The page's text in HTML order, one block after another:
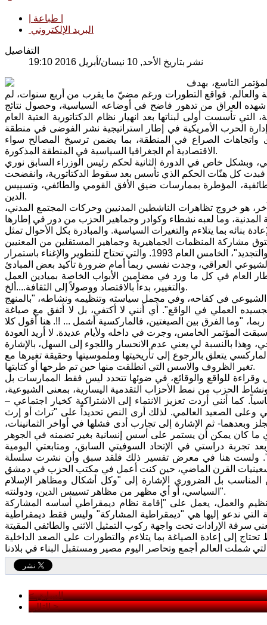
البريد الإلكتروني
التفاصيل
نشر بتاريخ الأحد, 10 نيسان/أبريل 2016 19:10
التاسع، بهدف
والعالم. فواقع التطورات ورغم مضيّ ما يقرب من أربع سنوات، لم
شهده العراق من تدهور فاضح في أوضاعه السياسية، وحصول نتائج
تأسست أولى لبناتها بعد انهيار نظام الدكتاتورية العتية العام
إدارة الحرب الأمريكية في إطار استراتيجية نشر الفوضى في منطقة
الصراع في المنطقة، بما يضمن ترسيخ المصالح سواء
الاقتصادية أم الجغرافيا السياسية في المنطقة المذكورة.
وبشكل خاص في الدورة الثانية لحكم رئيس الوزراء السابق نوري
كل هنّات الحكم الذي تأسس بعد سقوط الدكتاتورية، وانفضحت
المؤطرة بممارسات ضيق الأفق القومي والطائفي، وتسييس
الدين.
هو خروج تظاهرات الناشطين المدنيين وحركات المجتمع المدني،
بما يتلاءم والتغيرات السياسية. والمبادرة بكل الأحوال تمثل
مشاركة المنظمات الجماهيرية وجماهير المستقلين من المعنيين
الشيوعي العراقي، وجدت نفسي ربما أمام ضرورة تأكيد بعض المبادئ
العام في كل ما ورد في مضامين الأبواب الخاصة بميادين العمل
والتغيير، بدءاً بالاقتصاد ووصولاً إلى الثقافة....ألخ.
في كفاحه، وفي مجمل سياسته وتنظيمه ونشاطه، "بالمنهج
العملي في الواقع". أي أنني لا أكتفي، بل لا أتفق مع صياغة
"وما الفرق بين الصيغتين، فالماركسية أشمل ... !!. هنا أقول كلا
المؤتمر الخامس، وجرت في داخله ولأيام عديدة. لا أريد العودة
بالنسبة لي يعني عدم الانحسار واللجوء إلى السهل، بالإشارة
يتعلق بالرجوع إلى تأريخيتها وملموسيتها وحقيقة تغيرها مع
تغير الظروف والاسس التي انطلقت منها حين تم طرحها أو كتابتها.
للواقع والوقائع، في ضوئها تتحدد ليس فقط الممارسات بل
الحزب من نمط الأحزاب التقدمية اليسارية، بمعنى الشيوعية،
كما أنني أردت تعزيز الانتماء إلى الاشتراكية كخيار اجتماعي –
وعلى الصعيد العالمي. لذلك أرى النص تحديداً على "تراث أو إرث
ثم الإشارة إلى تجارب أدى فشلها في أواخر الثمانينات،
ما كان يمكن أن يستمر على أسس إنسانية بغير تضمنه في الجوهر
تجربة دراستي في الإتحاد السوفيتي السابق، ومتابعتي اليومية
ولست هنا في معرض تفسير ذلك فلقد سبق وأن نشرت سلسلة
بل الضروري الإشارة إلى "وكل أشكال ومظاهر الإسلام
السياسي، أو أي مظهر من مظاهر تسييس الدين، ودولنته".
والعمل، يعمل على "إقامة نظام ديمقراطي أساسه المشاركة
التي ندعو إليها هي "ديمقراطية المشاركة" وليس فقط ديمقراطية
إلى إعادة الصياغة بما يتلاءم والتطورات على الصعد الداخلية
< السابق
التالي >